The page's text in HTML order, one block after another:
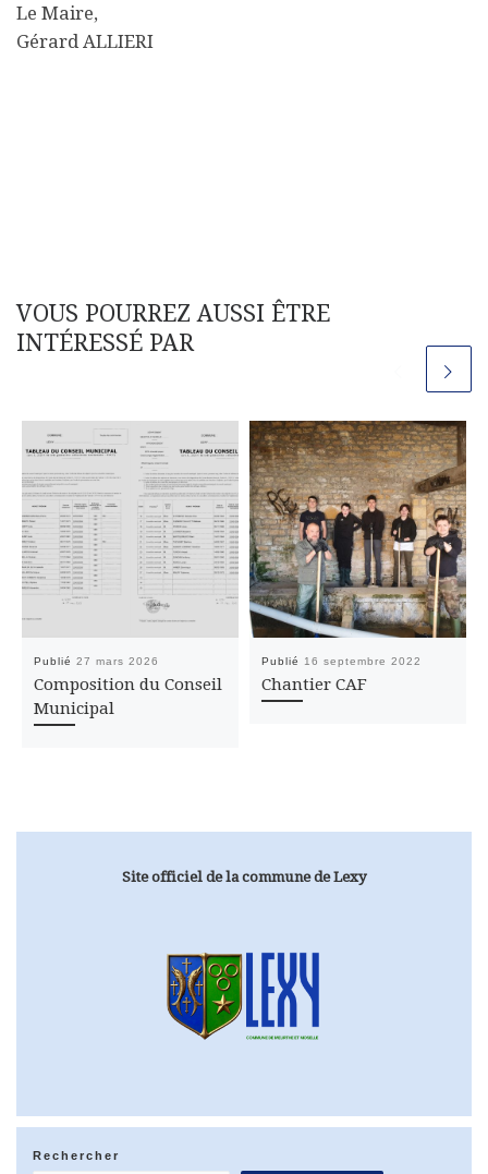
Le Maire,
Gérard ALLIERI
VOUS POURREZ AUSSI ÊTRE
INTÉRESSÉ PAR
Publié 27 mars 2026
Composition du Conseil
Municipal
Publié 16 septembre 2022
Chantier CAF
Site officiel de la commune de Lexy
Rechercher